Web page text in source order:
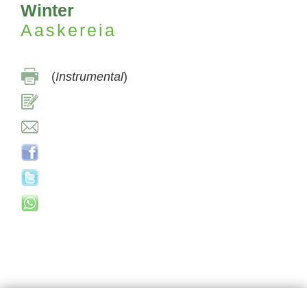
Winter
Aaskereia
(Instrumental)